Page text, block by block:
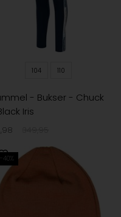
104 110
- Bukser - Chuck
Iris
-40%